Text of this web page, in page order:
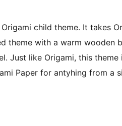
child theme. It takes
theme with a warm wooden
Just like Origami, this
Paper for antyhing from a